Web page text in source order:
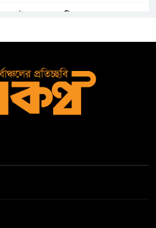
কুলাউড়ার ভাটেরা স্টেশন বাজারে
বিট পুলিশিং সভা অনুষ্ঠিত
নেতাকে অব্যাহতি